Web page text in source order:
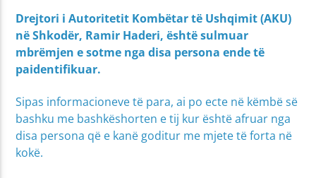
Drejtori i Autoritetit Kombëtar të Ushqimit (AKU)
në Shkodër, Ramir Haderi, është sulmuar
mbrëmjen e sotme nga disa persona ende të
paidentifikuar.
Sipas informacioneve të para, ai po ecte në këmbë së
bashku me bashkëshorten e tij kur është afruar nga
disa persona që e kanë goditur me mjete të forta në
kokë.